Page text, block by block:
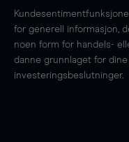
for generell informasjon,
noen form for handels-
danne grunnlaget for
investeringsbeslutninger.